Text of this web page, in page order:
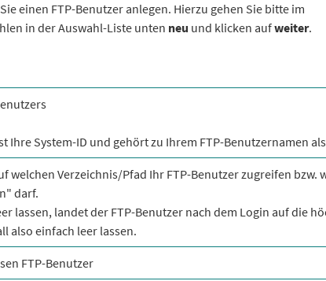
einen FTP-Benutzer anlegen. Hierzu gehen Sie bitte im
in der Auswahl-Liste unten neu und klicken aufweiter.
Ihre System-ID und gehört zu Ihrem FTP-Benutzernamen
welchen Verzeichnis/Pfad Ihr FTP-Benutzer zugreifen bzw.
darf.
lassen, landet der FTP-Benutzer nach dem Login auf die
also einfach leer lassen.
FTP-Benutzer